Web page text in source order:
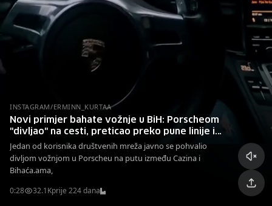
INSTAGRAM/ERMINN_KURTAA
Novi primjer bahate vožnje u BiH: Porscheom
"divljao" na cesti, preticao preko pune linije i u
krivini
Jedan od korisnika društvenih mreža javno se pohvalio
divljom vožnjom u Porscheu na putu između Cazina i
Bihaća.ama,
0:28 32.1Kprije 224 dana